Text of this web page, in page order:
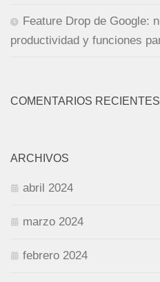
Feature Drop de Google:
productividad y funciones
COMENTARIOS RECIENTES
ARCHIVOS
abril 2024
marzo 2024
febrero 2024